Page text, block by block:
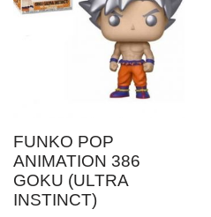
FUNKO POP
ANIMATION 386
GOKU (ULTRA
INSTINCT)